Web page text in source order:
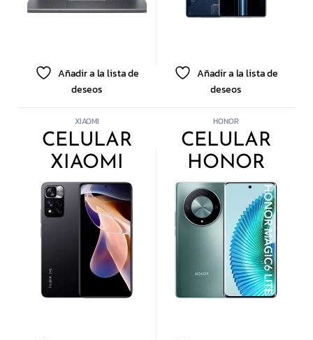
Añadir a la lista de
deseos
Añadir a la lista de
deseos
XIAOMI
CELULAR
XIAOMI
NOTE 11PRO
PLUS 256GB
8GB
HONOR
CELULAR
HONOR
MAGIC 6
LITE 8GB
256GB